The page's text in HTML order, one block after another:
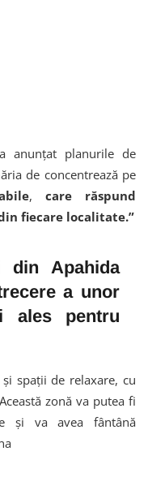
anunțat planurile de
de concentrează pe
, care răspund
fiecare localitate.”
din Apahida
a unor
ales pentru
spații de relaxare, cu
zonă va putea fi
și va avea fântână